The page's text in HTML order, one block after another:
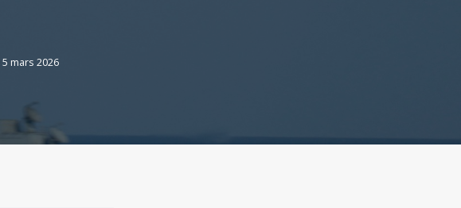
5 mars 2026